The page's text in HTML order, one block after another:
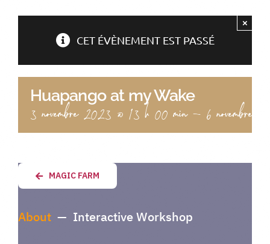
CET ÉVÈNEMENT EST PASSÉ
×
Huapango at my Wake
3 novembre 2023 @ 13 h 00 min-6
MAGIC FARM
About— Interactive Workshop